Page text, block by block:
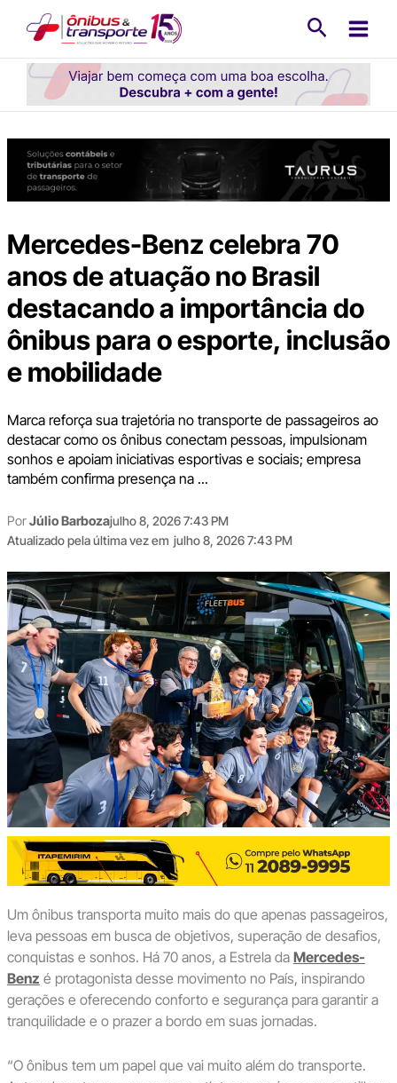
conteúdo
Mercedes-Benz celebra 70
anos de atuação no Brasil
destacando a importância do
ônibus para o esporte, inclusão
e mobilidade
Marca reforça sua trajetória no transporte de passageiros ao
destacar como os ônibus conectam pessoas, impulsionam
sonhos e apoiam iniciativas esportivas e sociais; empresa
também confirma presença na ...
PorJúlio Barbozajulho 8, 2026 7:43 PM
Atualizado pela última vez em julho 8, 2026 7:43 PM
Um ônibus transporta muito mais do que apenas passageiros,
leva pessoas em busca de objetivos, superação de desafios,
conquistas e sonhos. Há 70 anos, a Estrela da Mercedes-
Benz é protagonista desse movimento no País, inspirando
gerações e oferecendo conforto e segurança para garantir a
tranquilidade e o prazer a bordo em suas jornadas.
“O ônibus tem um papel que vai muito além do transporte.